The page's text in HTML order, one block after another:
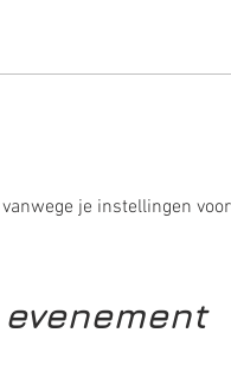
je instellingen